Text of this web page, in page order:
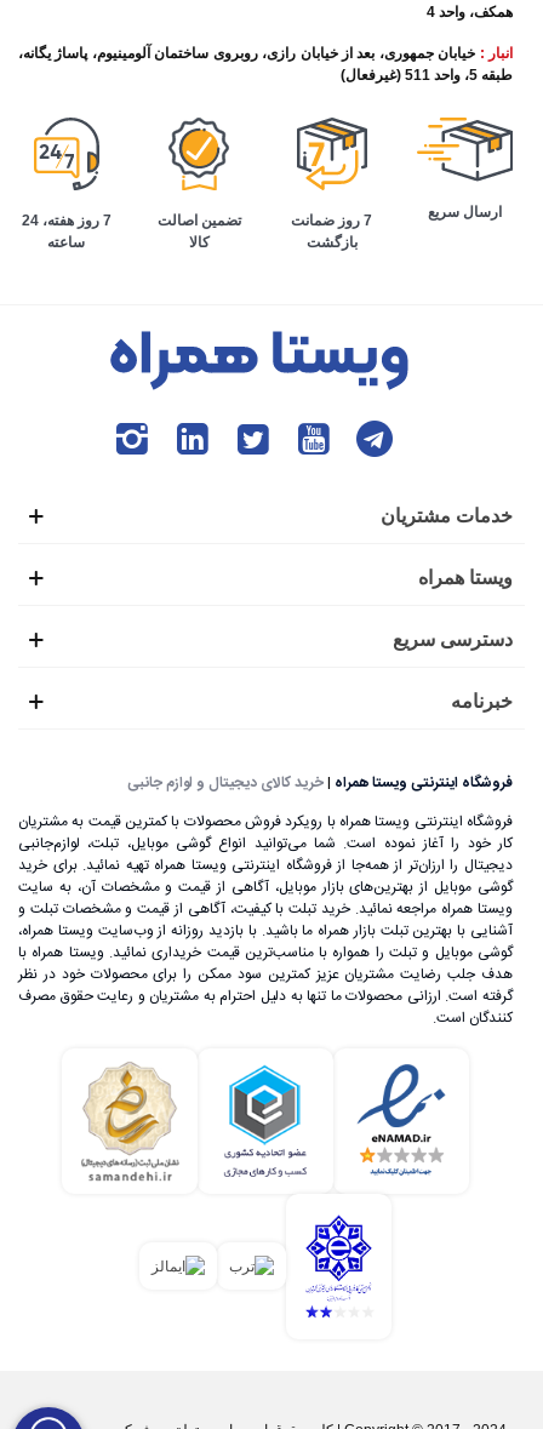
همکف، واحد 4
انبار : خیابان جمهوری، بعد از خیابان رازی، روبروی ساختمان آلومینیوم، پاساژ یگانه،
طبقه 5، واحد 511 (غیرفعال)
ارسال سریع
7 روز ضمانت
بازگشت
تضمین اصالت
کالا
7 روز هفته، 24
ساعته
خدمات مشتریان
ویستا همراه
دسترسی سریع
خبرنامه
فروشگاه اینترنتی ویستا همراه |خرید کالای دیجیتال و لوازم جانبی
فروشگاه اینترنتی ویستا همراه با رویکرد فروش محصولات با کمترین قیمت به مشتریان
کار خود را آغاز نموده است. شما می‌توانید انواع گوشی موبایل، تبلت، لوازم‌جانبی
دیجیتال را ارزان‌تر از همه‌جا از فروشگاه اینترنتی ویستا همراه تهیه نمائید. برای خرید
گوشی موبایل از بهترین‌های بازار موبایل، آگاهی از قیمت و مشخصات آن، به ‌سایت
ویستا همراه مراجعه نمائید. خرید تبلت با کیفیت، آگاهی از قیمت و مشخصات تبلت و
آشنایی با بهترین تبلت بازار همراه ما باشید. با بازدید روزانه از وب‌سایت ویستا همراه،
گوشی موبایل و تبلت را همواره با مناسب‌ترین قیمت خریداری نمائید. ویستا همراه با
هدف جلب رضایت مشتریان عزیز کمترین سود ممکن را برای محصولات خود در نظر
گرفته است. ارزانی محصولات ما تنها به دلیل احترام به مشتریان و رعایت حقوق مصرف
کنندگان است.